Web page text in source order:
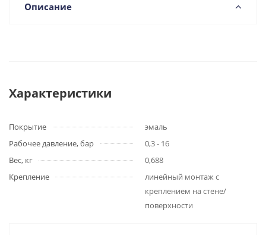
Описание
Характеристики
Покрытие
эмаль
Рабочее давление, бар
0,3 - 16
Вес, кг
0,688
Крепление
линейный монтаж с
креплением на стене/
поверхности